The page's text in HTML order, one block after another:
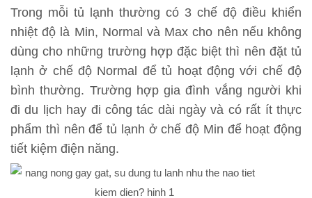
Trong mỗi tủ lạnh thường có 3 chế độ điều khiển
nhiệt độ là Min, Normal và Max cho nên nếu không
dùng cho những trường hợp đặc biệt thì nên đặt tủ
lạnh ở chế độ Normal để tủ hoạt động với chế độ
bình thường. Trường hợp gia đình vắng người khi
đi du lịch hay đi công tác dài ngày và có rất ít thực
phẩm thì nên để tủ lạnh ở chế độ Min để hoạt động
tiết kiệm điện năng.